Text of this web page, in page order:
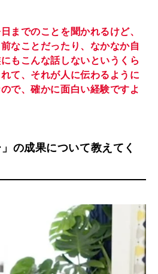
までのことを聞かれるけど、
なことだったり、なかなか自
もこんな話しないというくら
て、それが人に伝わるように
で、確かに面白い経験ですよ
の成果について教えてく